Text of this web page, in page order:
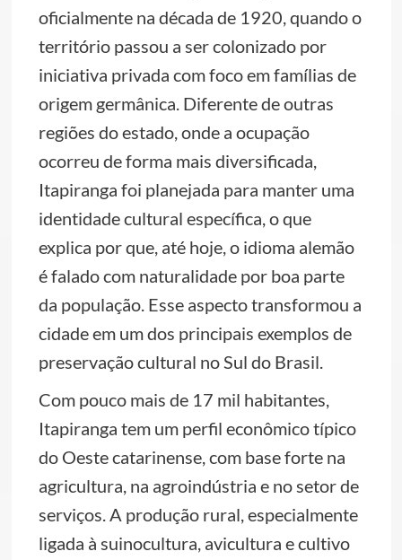
oficialmente na década de 1920, quando o
território passou a ser colonizado por
iniciativa privada com foco em famílias de
origem germânica. Diferente de outras
regiões do estado, onde a ocupação
ocorreu de forma mais diversificada,
Itapiranga foi planejada para manter uma
identidade cultural específica, o que
explica por que, até hoje, o idioma alemão
é falado com naturalidade por boa parte
da população. Esse aspecto transformou a
cidade em um dos principais exemplos de
preservação cultural no Sul do Brasil.
Com pouco mais de 17 mil habitantes,
Itapiranga tem um perfil econômico típico
do Oeste catarinense, com base forte na
agricultura, na agroindústria e no setor de
serviços. A produção rural, especialmente
ligada à suinocultura, avicultura e cultivo